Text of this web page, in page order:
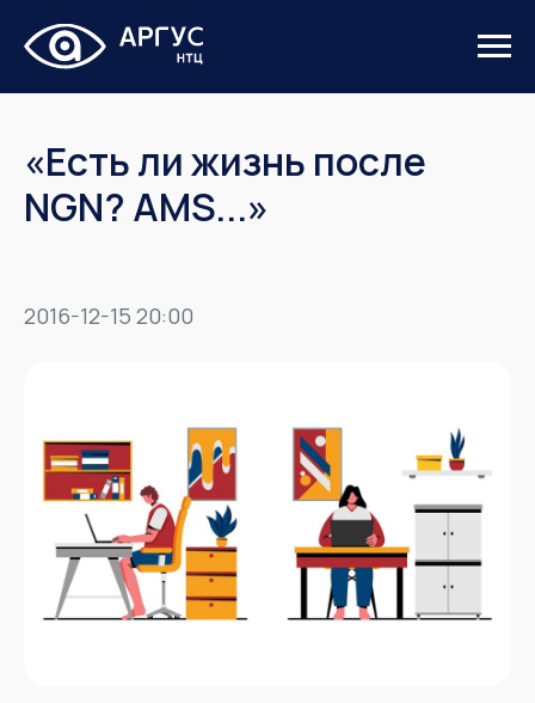
«Есть ли жизнь после
NGN? AMS...»
2016-12-15 20:00